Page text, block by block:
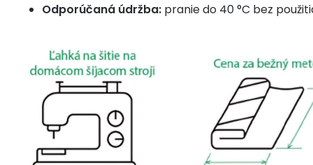
Odporúčaná údržba: pranie do 40 °C bez